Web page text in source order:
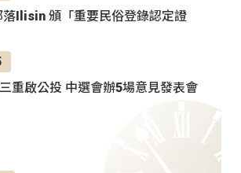
落Ilisin 頒「重要民俗登錄認定證
重啟公投 中選會辦5場意見發表會